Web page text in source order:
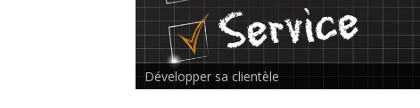
Rencontre inter-thérapeutes